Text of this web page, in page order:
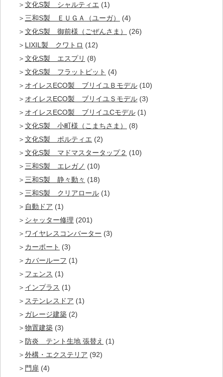
文化S製 シャルティエ (1)
三和S製 ＥＵＧＡ（ユーガ）
(4)
文化S製 御前様（ごぜんさま）
(26)
LIXIL製 クワトロ (12)
文化S製 エスプリ (8)
文化S製 フラットピット (4)
オイレスECO製 ブリイユＢモデル (10)
オイレスECO製 ブリイユＳモデル (3)
オイレスECO製 ブリイユCモデル (1)
文化S製 小町様（こまちさま）
(8)
文化S製 ポルティエ (2)
文化S製 マドマスタータップ２ (10)
三和S製 エレガノ (10)
三和S製 静々動々 (18)
三和S製 クリアロール (1)
自動ドア (1)
シャッター修理 (201)
ワイヤレスコンバーター (3)
カーポート (3)
カバールーフ (1)
フェンス (1)
インプラス (1)
ステンレスドア (1)
ガレージ建築 (2)
物置建築 (3)
防炎 テント生地 張替え (1)
外構・エクステリア (92)
門扉 (4)